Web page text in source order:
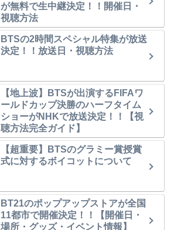
が無料で生中継決定！！開催日・
視聴方法
BTSの2時間スペシャル特集が放送
決定！！放送日・視聴方法
【地上波】BTSが出演するFIFAワ
ールドカップ決勝のハーフタイム
ショーがNHKで放送決定！！【視
聴方法完全ガイド】
【超重要】BTSのグラミー賞授賞
式に対するボイコットについて
BT21のポップアップストアが全国
11都市で開催決定！！【開催日・
場所・グッズ・イベント情報】